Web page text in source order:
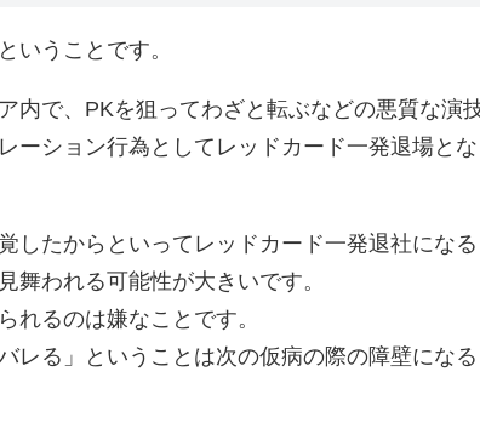
いうことです。
で、PKを狙ってわざと転ぶなどの悪質な演
ーション行為としてレッドカード一発退場とな
たからといってレッドカード一発退社にな
舞われる可能性が大きいです。
るのは嫌なことです。
る」ということは次の仮病の際の障壁になる